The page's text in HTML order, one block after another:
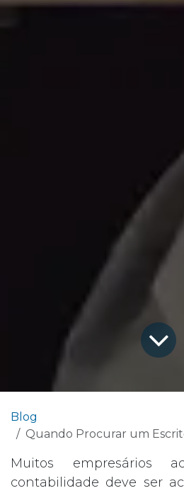
Blog
Quando Procurar um Escritório de
Muitos empresários
contabilidade deve ser